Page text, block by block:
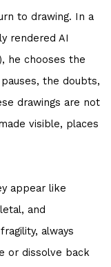
to drawing. In a
rendered AI
he chooses the
the doubts,
drawings are not
visible, places
appear like
and
always
or dissolve back